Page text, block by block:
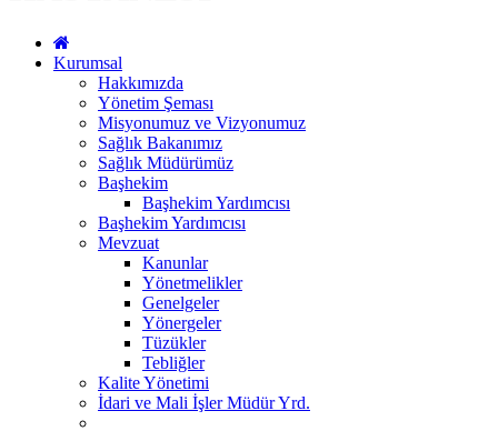
Kurumsal
Hakkımızda
Yönetim Şeması
Misyonumuz ve Vizyonumuz
Sağlık Bakanımız
Sağlık Müdürümüz
Başhekim
Başhekim Yardımcısı
Başhekim Yardımcısı
Mevzuat
Kanunlar
Yönetmelikler
Genelgeler
Yönergeler
Tüzükler
Tebliğler
Kalite Yönetimi
İdari ve Mali İşler Müdür Yrd.